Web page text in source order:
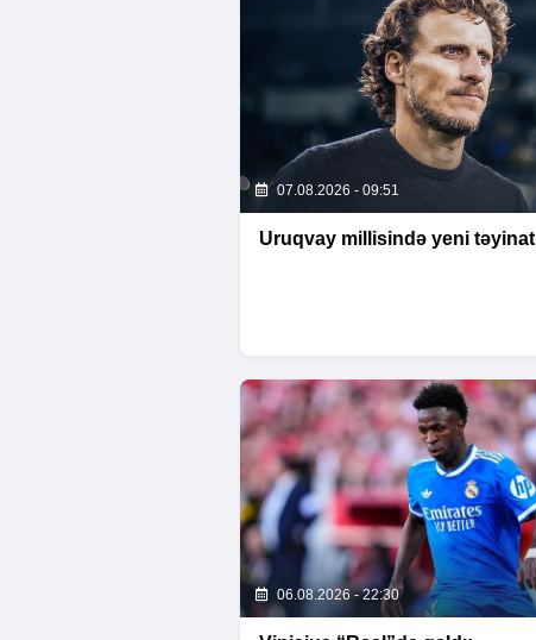
07.08.2026 - 09:51
Uruqvay millisində yeni təyinat
06.08.2026 - 22:30